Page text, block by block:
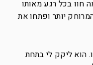
חוו בכל רגע מאותו
יותר ופתחו את
הוא ליקק לי בתחת